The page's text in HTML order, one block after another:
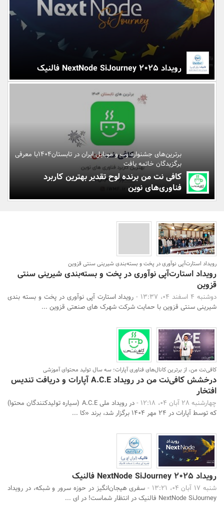
بانک، بیمه و سرمایه
مسکن و ساختمان
رویداد NextNode SiJourney 2025 فالنیک
برترین‌های جشنواره وب و موبایل ایران در تابستان۱۴۰۴با معرفی
برگزیدگان خاتمه یافت
کافی نت من برنده لوح تقدیر بهترین کاربرد
فناوری‌های نوین
رویداد استارت‌آپی نوآوری در پخت و بسته‌بندی شیرینی سنتی قزوین
رویداد استارت‌آپی نوآوری در پخت و بسته‌بندی شیرینی سنتی
قزوین
دوشنبه 4 اسفند 04، 13:37 -
رویداد استارت آپی نوآوری در پخت و بسته بندی
شیرینی سنتی قزوین با حمایت شرکت شهرک های صنعتی قزوین ...
کافی‌نت من، از برترین کانال‌های فناوری آپارات؛ سه سال تولید محتوای آموزشی
درخشش کافی‌نت من در رویداد A.C.E آپارات و دریافت تندیس
افتخار
چهارشنبه 28 آبان 04، 12:18 -
در رویداد ملی A.C.E (سیاره تولیدکنندگان محتوا)
که توسط آپارات در ۲۴ مهر ۱۴۰۴ برگزار شد، برند «کا ...
رویداد NextNode SiJourney 2025 فالنیک
شنبه 17 آبان 04، 13:21 -
سفری هیجان‌انگیز در حوزه سرور و شبکه، در رویداد
NextNode SiJourney فالنیک در انتظار شماست! در ای ...